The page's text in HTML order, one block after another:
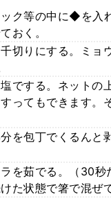
ク等の中に◆を入
おく。
切りにする。ミョ
でする。ネットの
ってもできます。
を包丁でくるんと
を茹でる。（30秒
た状態で箸で混ぜ